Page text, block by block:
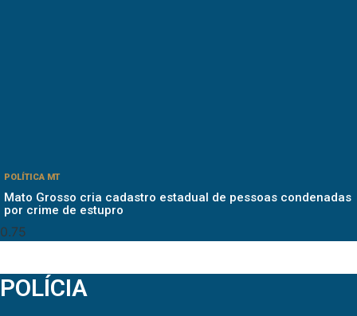
POLÍTICA MT
Mato Grosso cria cadastro estadual de pessoas condenadas
por crime de estupro
POLÍCIA